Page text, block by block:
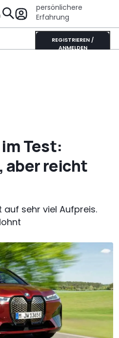
persönlichere
Erfahrung
REGISTRIEREN /
ANMELDEN
Test:
aber reicht
auf sehr viel Aufpreis.